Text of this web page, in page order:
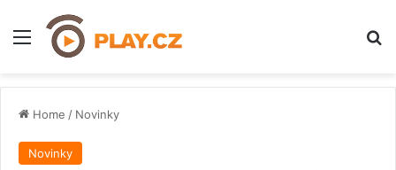
Menu
Home / Novinky
Novinky